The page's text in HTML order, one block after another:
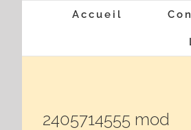
Accueil
2405714555 mod